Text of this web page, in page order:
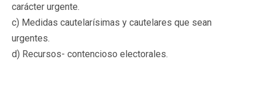
carácter urgente.
c) Medidas cautelarísimas y cautelares que sean
urgentes.
d) Recursos- contencioso electorales.